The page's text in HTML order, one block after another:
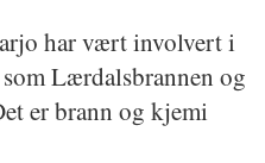
har vært involvert i
Lærdalsbrannen og
er brann og kjemi